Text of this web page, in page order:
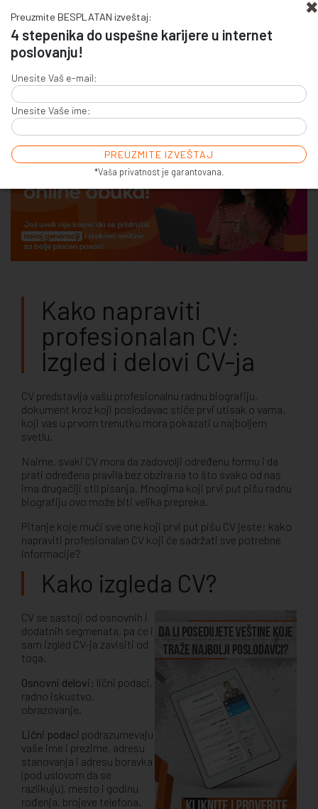
Preuzmite BESPLATAN izveštaj:
4 stepenika do uspešne karijere u internet
poslovanju!
Unesite Vaš e-mail:
Unesite Vaše ime:
*Vaša privatnost je garantovana.
+381 (0)11 7856 156
E-COMMERCE & SALES
ONLINE ADVERTISING
E-BUSINESS & E-MARKETING
Kako napraviti
profesionalan CV:
Izgled i delovi CV-ja
CV predstavlja vašu profesionalnu radnu biografiju,
dokument kroz koji poslodavac stiče prvi utisak o vama,
koji vas u prvom trenutku mora pokazati u najboljem
svetlu.
Naime, svaki CV mora da zadovolji određenu formu i da
prati određena pravila bez obzira na to što svako od nas
ima drugačiji stil pisanja. Mnogima koji prvi put pišu radnu
biografiju ovo može biti velika prepreka.
Pitanje koje muči sve one koji prvi put pišu CV jeste: kako
napraviti profesionalan CV koji će sadržati sve potrebne
informacije?
Kako izgleda CV?
CV se sastoji od osnovnih i
dodatnih segmenata, pa će i
sam izgled CV-ja zavisiti od
toga.
Osnovni delovi: lični podaci,
radno iskustvo,
obrazovanje.
Lični podaci podrazumevaju
vaše ime i prezime, adresu
stanovanja i adresu boravka
(pod uslovom da se
razlikuju), mesto i godinu
rođenja, brojeve telefona.